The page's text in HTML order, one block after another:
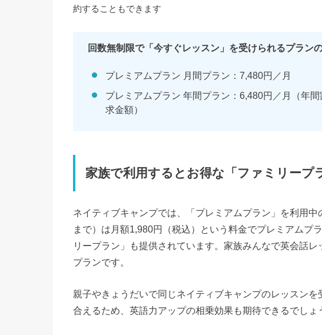
約することもできます
回数無制限で「今すぐレッスン」を受けられるプラン
プレミアムプラン 月間プラン：7,480円／月
プレミアムプラン 年間プラン：6,480円／月（年
求金額）
家族で利用するとお得な「ファミリープ
ネイティブキャンプでは、「プレミアムプラン」を利用
まで）は月額1,980円（税込）という料金でプレミアムプ
リープラン」も提供されています。家族みんなで英会話
プランです。
親子やきょうだいで同じネイティブキャンプのレッスン
合えるため、英語力アップの相乗効果も期待できるでしょ